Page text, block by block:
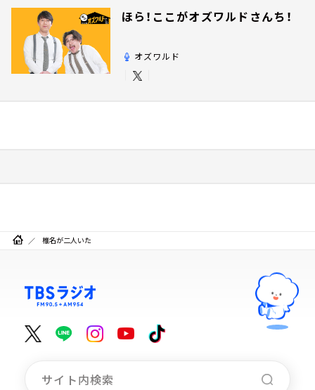
ほら！ここがオズワルドさんち！
オズワルド
椎名が二人いた